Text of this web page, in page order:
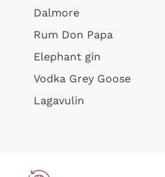
Dalmore
Rum Don Papa
Elephant gin
Vodka Grey Goose
Lagavulin